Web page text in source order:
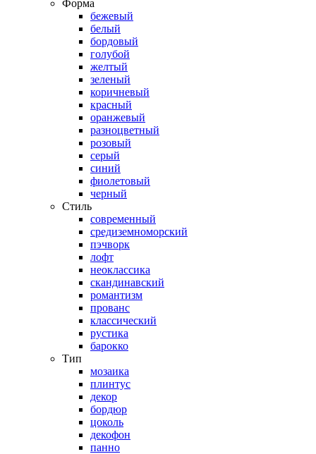
Форма
бежевый
белый
бордовый
голубой
желтый
зеленый
коричневый
красный
оранжевый
разноцветный
розовый
серый
синий
фиолетовый
черный
Стиль
современный
средиземноморский
пэчворк
лофт
неоклассика
скандинавский
романтизм
прованс
классический
рустика
барокко
Тип
мозаика
плинтус
декор
бордюр
цоколь
декофон
панно